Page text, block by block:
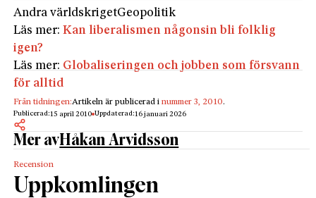
Andra världskrigetGeopolitik
Läs mer:Kan liberalismen någonsin bli folklig
igen?
Läs mer: Globaliseringen och jobben som försvann
för alltid
Från tidningen:Artikeln är publicerad inummer 3, 2010.
Publicerad:15 april 2010 Uppdaterad:16 januari 2026
Mer avHåkan Arvidsson
Recension
Uppkomlingen